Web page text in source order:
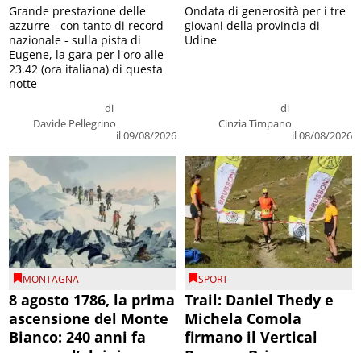
di
Davide Pellegrino
il 09/08/2026
Grande prestazione delle
azzurre - con tanto di record
nazionale - sulla pista di
Eugene, la gara per l'oro alle
23.42 (ora italiana) di questa
notte
di
Cinzia Timpano
il 08/08/2026
Ondata di generosità per i tre
giovani della provincia di
Udine
MONTAGNA
8 agosto 1786, la prima
ascensione del Monte
Bianco: 240 anni fa
SPORT
Trail: Daniel Thedy e
Michela Comola
firmano il Vertical